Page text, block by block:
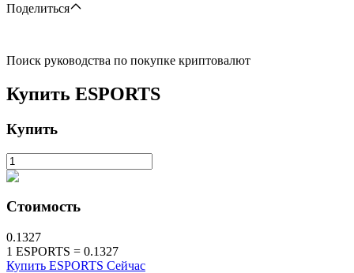
Поделиться
Поиск руководства по покупке криптовалют
Купить ESPORTS
Купить
Стоимость
0.1327
1 ESPORTS = 0.1327
Купить ESPORTS Сейчас